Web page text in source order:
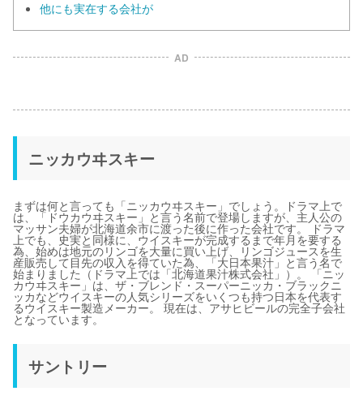
他にも実在する会社が
AD
ニッカウヰスキー
まずは何と言っても「ニッカウヰスキー」でしょう。ドラマ上で
は、「ドウカウヰスキー」と言う名前で登場しますが、主人公の
マッサン夫婦が北海道余市に渡った後に作った会社です。 ドラマ
上でも、史実と同様に、ウイスキーが完成するまで年月を要する
為、始めは地元のリンゴを大量に買い上げ、リンゴジュースを生
産販売して目先の収入を得ていた為、「大日本果汁」と言う名で
始まりました（ドラマ上では「北海道果汁株式会社」）。 「ニッ
カウヰスキー」は、ザ・ブレンド・スーパーニッカ・ブラックニ
ッカなどウイスキーの人気シリーズをいくつも持つ日本を代表す
るウイスキー製造メーカー。 現在は、アサヒビールの完全子会社
となっています。
サントリー